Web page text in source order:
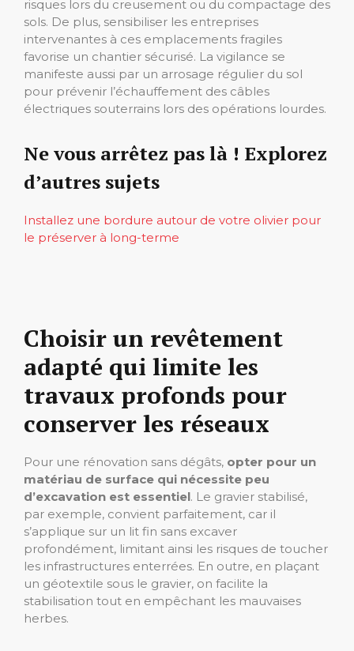
risques lors du creusement ou du compactage des
sols. De plus, sensibiliser les entreprises
intervenantes à ces emplacements fragiles
favorise un chantier sécurisé. La vigilance se
manifeste aussi par un arrosage régulier du sol
pour prévenir l’échauffement des câbles
électriques souterrains lors des opérations lourdes.
Ne vous arrêtez pas là ! Explorez
d’autres sujets
Installez une bordure autour de votre olivier pour
le préserver à long-terme
Choisir un revêtement
adapté qui limite les
travaux profonds pour
conserver les réseaux
Pour une rénovation sans dégâts, opter pour un
matériau de surface qui nécessite peu
d’excavation est essentiel. Le gravier stabilisé,
par exemple, convient parfaitement, car il
s’applique sur un lit fin sans excaver
profondément, limitant ainsi les risques de toucher
les infrastructures enterrées. En outre, en plaçant
un géotextile sous le gravier, on facilite la
stabilisation tout en empêchant les mauvaises
herbes.